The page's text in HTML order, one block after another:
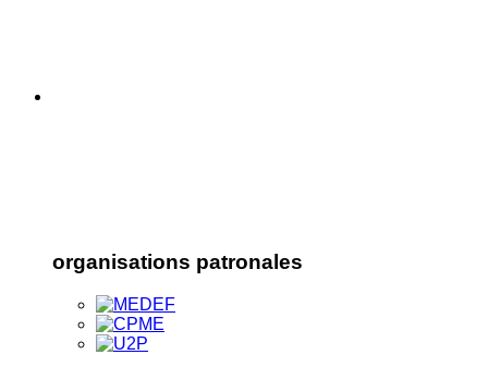
organisations patronales